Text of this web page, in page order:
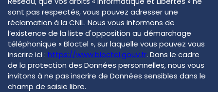
sont pas respectés, vous pouvez adresser une
réclamation à la CNIL. Nous vous informons de
l’existence de la liste d'opposition au démarchage
téléphonique « Bloctel », sur laquelle vous pouvez vous
inscrire ici : https://www.bloctel.gouv.fr. Dans le cadre
de la protection des Données personnelles, nous vous
invitons à ne pas inscrire de Données sensibles dans le
champ de saisie libre.